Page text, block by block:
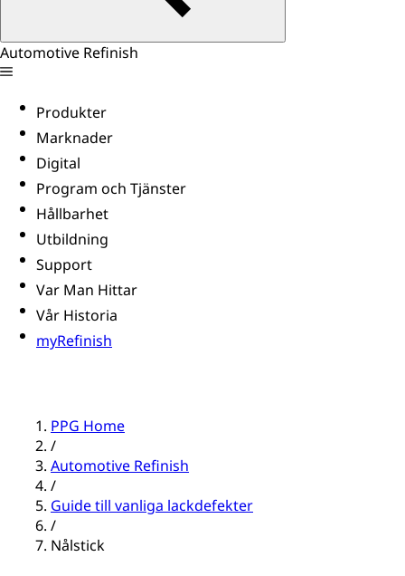
Automotive Refinish
Produkter
Marknader
Digital
Program och Tjänster
Hållbarhet
Utbildning
Support
Var Man Hittar
Vår Historia
myRefinish
PPG Home
/
Automotive Refinish
/
Guide till vanliga lackdefekter
/
Nålstick